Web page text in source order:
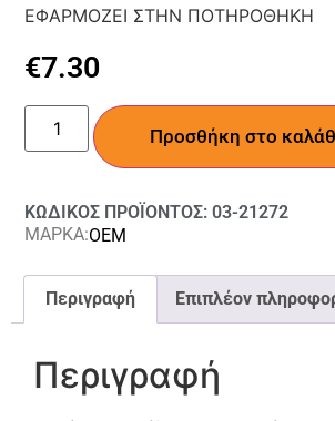
ΕΦΑΡΜΟΖΕΙ ΣΤΗΝ ΠΟΤΗΡΟΘΗΚΗ
€7.30
Προσθήκη στο
ΚΩΔΙΚΟΣ ΠΡΟΪΟΝΤΟΣ: 03-21272
ΜΑΡΚΑ:OEM
Περιγραφή Επιπλέον
Περιγραφή